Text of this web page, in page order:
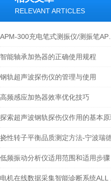
RELEVANT ARTICLES
智能轴承加热器的正确使用规程
钢轨超声波探伤仪的管理与使用
高频感应加热器效率优化技巧
探索超声波钢轨探伤仪作用的基本原
挠性转子平衡品质测定方法-宁波瑞
低频振动分析仪适用范围和适用步骤